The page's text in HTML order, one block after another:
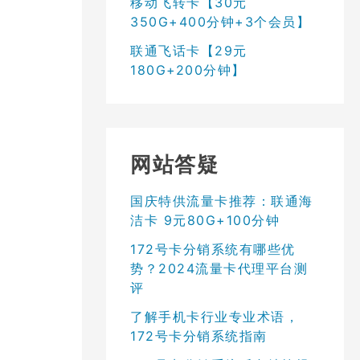
350G+400分钟+3个会员】
联通飞话卡【29元
180G+200分钟】
网站答疑
国庆特供流量卡推荐：联通海
洁卡 9元80G+100分钟
172号卡分销系统有哪些优
势？2024流量卡代理平台测
评
了解手机卡行业专业术语，
172号卡分销系统指南